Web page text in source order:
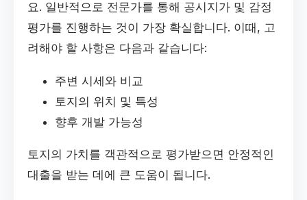
요. 일반적으로 전문가를 통해 공시지가 및 감정
평가를 진행하는 것이 가장 확실합니다. 이때, 고
려해야 할 사항은 다음과 같습니다:
주변 시세와 비교
토지의 위치 및 특성
향후 개발 가능성
토지의 가치를 객관적으로 평가받으면 안정적인
대출을 받는 데에 큰 도움이 됩니다.